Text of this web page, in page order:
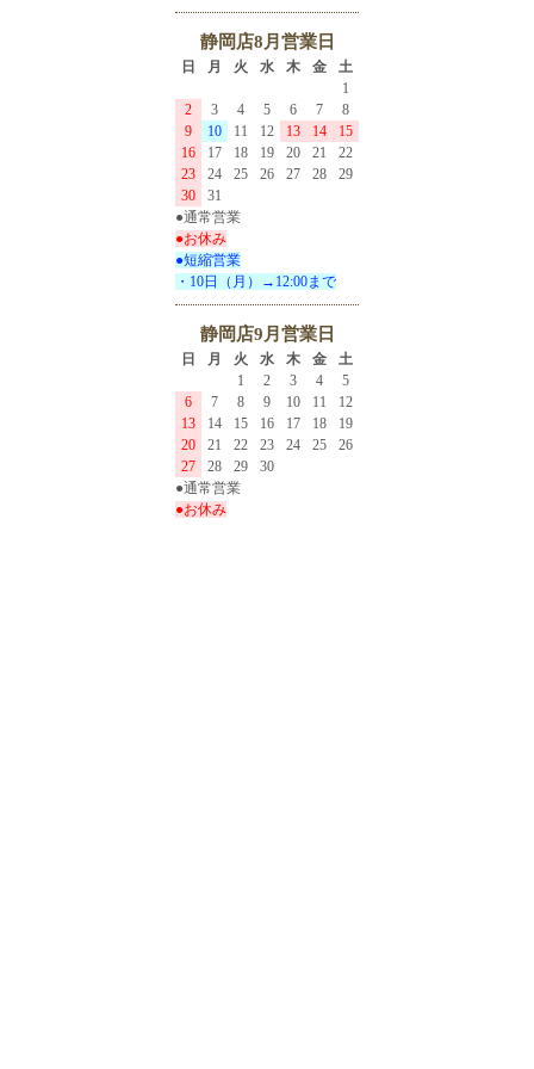
静岡店8月営業日
日 月 火 水 木 金
土
1
2
3 4 5 6 7
8
9
10 11 12 13 14
15
16
17 18 19 20 21
22
23
24 25 26 27 28
29
30
31
●通常営業
●お休み
●短縮営業
・10日（月）→12:00まで
静岡店9月営業日
日 月 火 水 木 金
土
1
2 3 4
5
6
7 8 9 10 11
12
13
14 15 16 17 18
19
20
21 22 23 24 25
26
27
28 29
30
●通常営業
●お休み